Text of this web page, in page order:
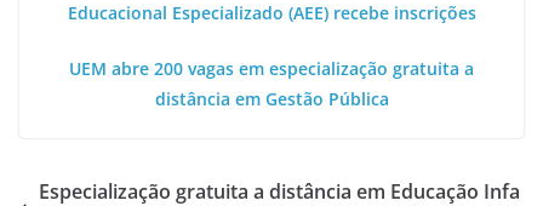
Educacional Especializado (AEE) recebe inscrições
UEM abre 200 vagas em especialização gratuita a
distância em Gestão Pública
Especialização gratuita a distância em Educação Infa